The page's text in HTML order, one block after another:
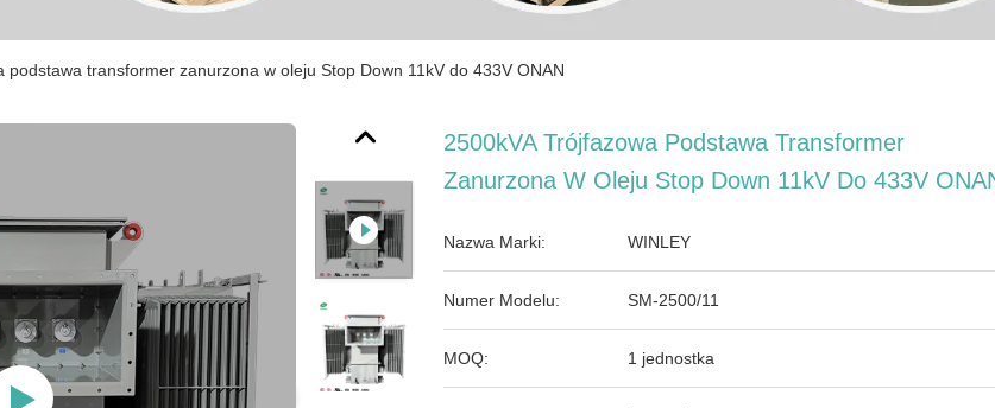
podstawa transformer zanurzona w oleju Stop Down 11kV do 433V ONAN
2500kVA Trójfazowa Podstawa Transformer
Zanurzona W Oleju Stop Down 11kV Do 433V
Nazwa Marki: WINLEY
Numer Modelu: SM-2500/11
MOQ: 1 jednostka